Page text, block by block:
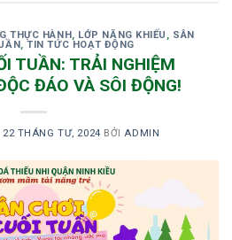
THỰC HÀNH, LỚP NĂNG KHIẾU , SÂN
,TIN TỨC HOẠT ĐỘNG
TUẦN: TRẢI NGHIỆM
ĐÁO VÀ SÔI ĐỘNG!
22 THÁNG TƯ, 2024 BỞIADMIN